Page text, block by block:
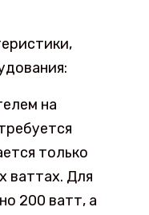
на
только
ваттах. Для
200 ватт, а